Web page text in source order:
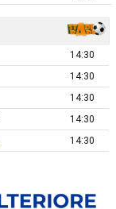
14:30
14:30
14:30
14:30
14:30